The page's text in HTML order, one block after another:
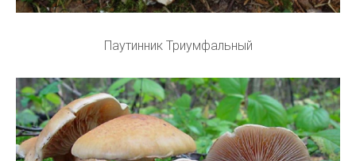
Паутинник Триумфальный